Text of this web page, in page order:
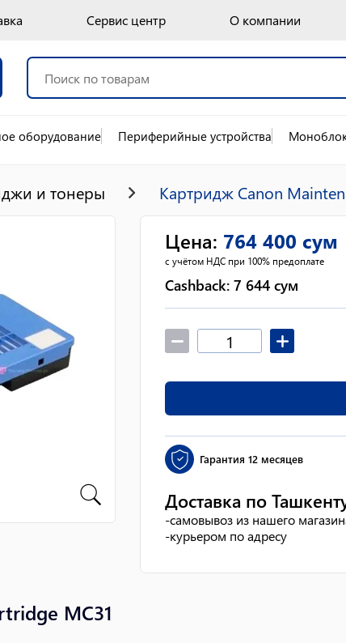
Сервис центр О компании
оборудование Периферийные устройства
и тонеры Картридж Canon
MC31
Цена: 764 400 сум
с учётом НДС при 100% предоплате
Cashback: 7 644 сум
Гарантия 12 месяцев
Доставка по
-самовывоз из нашего
-курьером по адресу